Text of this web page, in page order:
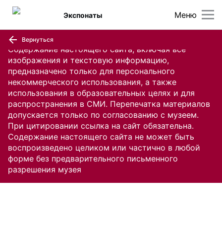
Содержание настоящего сайта, включая все
изображения и текстовую информацию,
предназначено только для персонального
некоммерческого использования, а также
использования в образовательных целях и для
распространения в СМИ. Перепечатка материалов
допускается только по согласованию с музеем.
При цитировании ссылка на сайт обязательна.
Содержание настоящего сайта не может быть
воспроизведено целиком или частично в любой
форме без предварительного письменного
разрешения музея
Меню
Экспонаты
Вернуться